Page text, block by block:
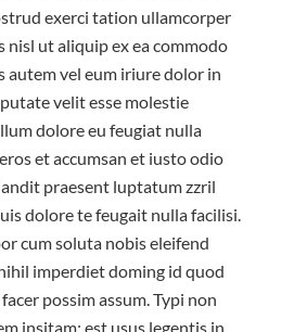
exerci tation ullamcorper
ut aliquip ex ea commodo
autem vel eum iriure dolor in
velit esse molestie
dolore eu feugiat nulla
et accumsan et iusto odio
praesent luptatum zzril
dolore te feugait nulla facilisi.
cum soluta nobis eleifend
imperdiet doming id quod
possim assum. Typi non
insitam; est usus legentis in